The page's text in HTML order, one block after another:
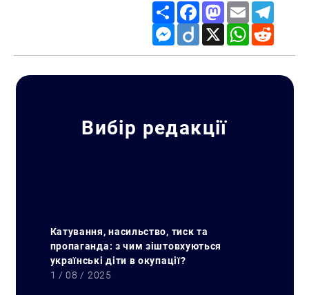
Share FacebookMastodon
Email
Messenger
Diigo X WhatsApp
Вибір редакції
Катування, насильство, тиск та
пропаганда: з чим зіштовхуються
українські діти в окупації?
1 / 08 / 2025